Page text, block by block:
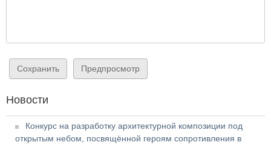
Новости
Конкурс на разработку архитектурной композиции под
открытым небом, посвящённой героям сопротивления в